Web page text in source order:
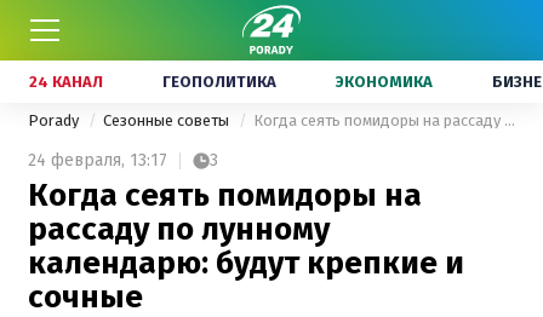
24 КАНАЛ ГЕОПОЛИТИКА ЭКОНОМИКА
Porady Сезонные советы Когда сеять помидоры на рассаду по лунному календарю: будут крепкие и сочные
24 февраля, 13:17 3
Когда сеять помидоры на
рассаду по лунному
календарю: будут крепкие и
сочные